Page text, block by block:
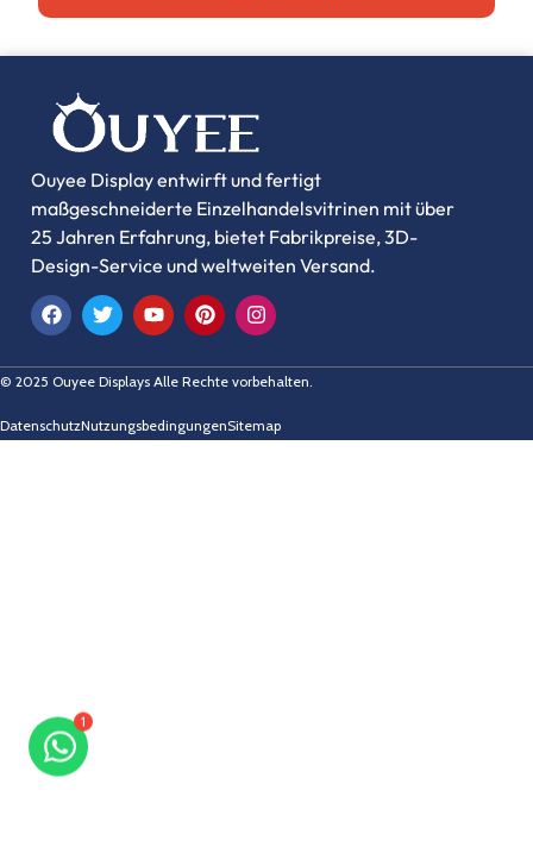
Ouyee Display entwirft und fertigt
maßgeschneiderte Einzelhandelsvitrinen mit über
25 Jahren Erfahrung, bietet Fabrikpreise, 3D-
Design-Service und weltweiten Versand.
1
© 2025 Ouyee Displays Alle Rechte vorbehalten.
DatenschutzNutzungsbedingungenSitemap